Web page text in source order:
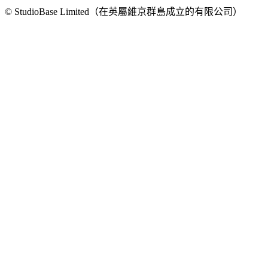
© StudioBase Limited（在英屬維京群島成立的有限公司）